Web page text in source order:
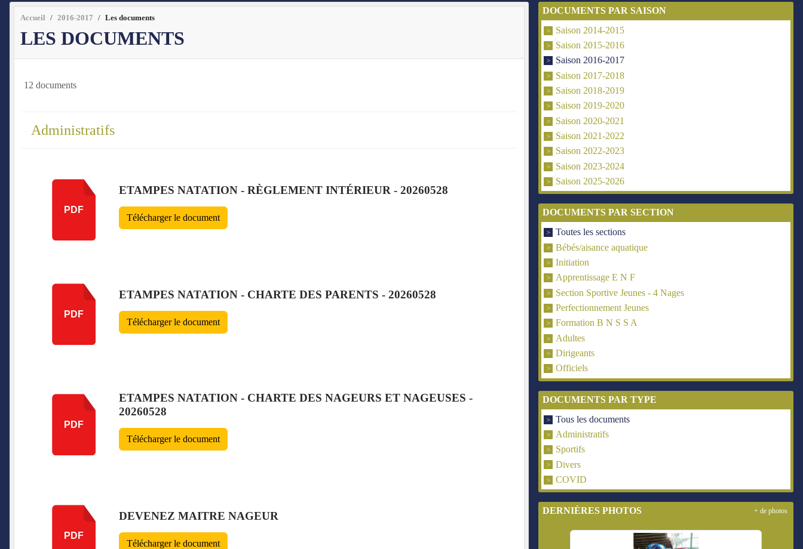
Accueil 2016-2017 Les documents
LES DOCUMENTS
12 documents
Administratifs
PDF
ETAMPES NATATION - RÈGLEMENT INTÉRIEUR - 20260528
Télécharger le document
PDF
ETAMPES NATATION - CHARTE DES PARENTS - 20260528
Télécharger le document
PDF
ETAMPES NATATION - CHARTE DES NAGEURS ET NAGEUSES -
20260528
Télécharger le document
PDF
DEVENEZ MAITRE NAGEUR
Télécharger le document
DOCUMENTS PAR SAISON
Saison 2014-2015
Saison 2015-2016
Saison 2016-2017
Saison 2017-2018
Saison 2018-2019
Saison 2019-2020
Saison 2020-2021
Saison 2021-2022
Saison 2022-2023
Saison 2023-2024
Saison 2025-2026
DOCUMENTS PAR SECTION
Toutes les sections
Bébés/aisance aquatique
Initiation
Apprentissage E N F
Section Sportive Jeunes - 4 Nages
Perfectionnement Jeunes
Formation B N S S A
Adultes
Dirigeants
Officiels
DOCUMENTS PAR TYPE
Tous les documents
Administratifs
Sportifs
Divers
COVID
DERNIÈRES PHOTOS + de photos